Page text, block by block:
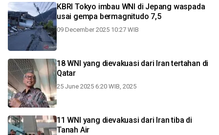
KBRI Tokyo imbau WNI di Jepang waspada
usai gempa bermagnitudo 7,5
09 December 2025 10:27 WIB
18 WNI yang dievakuasi dari Iran tertahan di
Qatar
25 June 2025 6:20 WIB, 2025
11 WNI yang dievakuasi dari Iran tiba di
Tanah Air